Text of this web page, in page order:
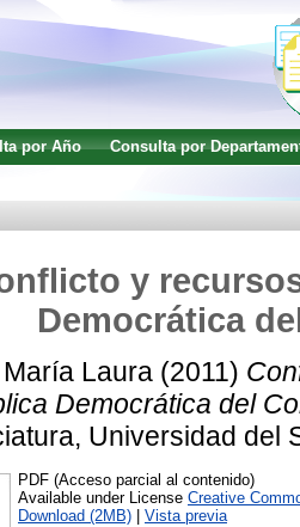
por Año
Consulta por
y
Democrática
Laura (2011)
Democrática del
Universidad del
PDF (Acceso parcial al contenido)
Available under License Creative
Download (2MB)
Vista previa